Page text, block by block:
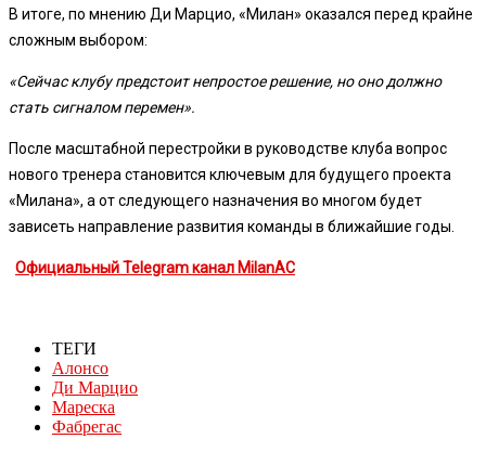
В итоге, по мнению Ди Марцио, «Милан» оказался перед крайне
сложным выбором:
«Сейчас клубу предстоит непростое решение, но оно должно
стать сигналом перемен».
После масштабной перестройки в руководстве клуба вопрос
нового тренера становится ключевым для будущего проекта
«Милана», а от следующего назначения во многом будет
зависеть направление развития команды в ближайшие годы.
Официальный Telegram канал MilanAC
ТЕГИ
Алонсо
Ди Марцио
Мареска
Фабрегас